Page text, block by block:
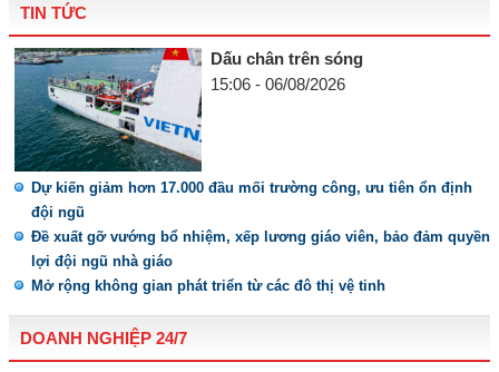
TIN TỨC
Dấu chân trên sóng
15:06 - 06/08/2026
Dự kiến giảm hơn 17.000 đầu mối trường công, ưu tiên ổn định
đội ngũ
Đề xuất gỡ vướng bổ nhiệm, xếp lương giáo viên, bảo đảm quyền
lợi đội ngũ nhà giáo
Mở rộng không gian phát triển từ các đô thị vệ tinh
DOANH NGHIỆP 24/7